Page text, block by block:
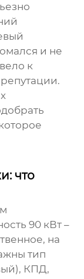
и не
к
что
90 кВт –
на
тип
КПД,